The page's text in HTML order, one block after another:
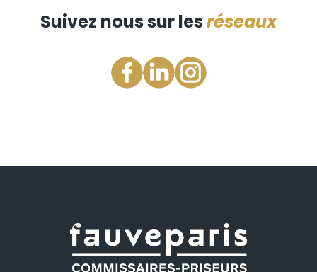
Suivez nous sur lesréseaux